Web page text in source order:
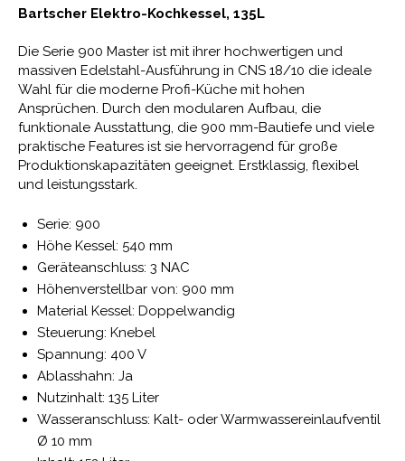
Bartscher Elektro-Kochkessel, 135L
Die Serie 900 Master ist mit ihrer hochwertigen und
massiven Edelstahl-Ausführung in CNS 18/10 die ideale
Wahl für die moderne Profi-Küche mit hohen
Ansprüchen. Durch den modularen Aufbau, die
funktionale Ausstattung, die 900 mm-Bautiefe und viele
praktische Features ist sie hervorragend für große
Produktionskapazitäten geeignet. Erstklassig, flexibel
und leistungsstark.
Serie: 900
Höhe Kessel: 540 mm
Geräteanschluss: 3 NAC
Höhenverstellbar von: 900 mm
Material Kessel: Doppelwandig
Steuerung: Knebel
Spannung: 400 V
Ablasshahn: Ja
Nutzinhalt: 135 Liter
Wasseranschluss: Kalt- oder Warmwassereinlaufventil
Ø 10 mm